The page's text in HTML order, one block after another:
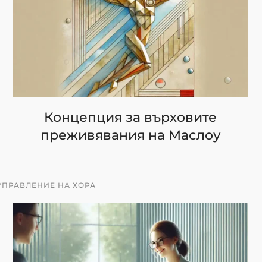
Концепция за върховите
преживявания на Маслоу
НА ХОРА